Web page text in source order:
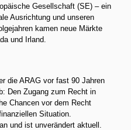
Gesellschaft (SE) – ein
Ausrichtung und unseren
kamen neue Märkte
und Irland.
die ARAG vor fast 90 Jahren
Den Zugang zum Recht in
Chancen vor dem Recht
Situation.
und ist unverändert aktuell.